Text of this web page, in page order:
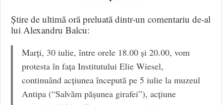
Știre de ultimă oră preluată dintr-un comentariu de-al
lui Alexandru Balcu:
Marți, 30 iulie, între orele 18.00 și 20.00, vom
protesta în fața Institutului Elie Wiesel,
continuând acțiunea începută pe 5 iulie la muzeul
Antipa (“Salvăm pășunea girafei”), acțiune